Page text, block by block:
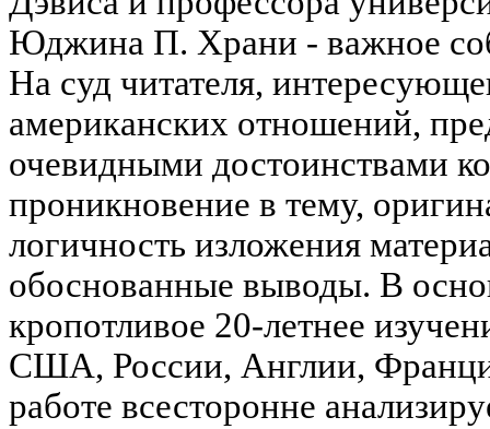
Юджина П. Храни - важное
На суд читателя,
американских отношений,
очевидными достоинствами
проникновение в тему,
логичность изложения
обоснованные выводы. В
кропотливое 20-летнее
США, России, Англии,
работе всесторонне